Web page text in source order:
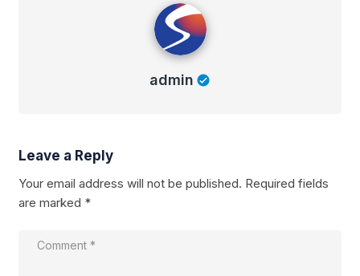
admin
Leave a Reply
Your email address will not be published. Required fields
are marked *